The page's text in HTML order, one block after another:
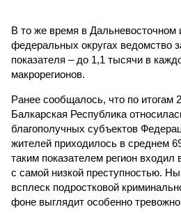
В то же время в Дальневосточном
федеральных округах ведомство
показателя – до 1,1 тысячи в
макрорегионов.
Ранее сообщалось, что по итогам
Балкарская Республика
благополучных субъектов
жителей приходилось в среднем
таким показателем регион входил
с самой низкой преступностью.
всплеск подростковой
фоне выглядит особенно